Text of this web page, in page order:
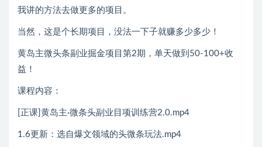
我讲的方法去做更多的项目。
当然，这是个长期项目，没法一下子就赚多少多少！
黄岛主微头条副业掘金项目第2期，单天做到50-100+收
益！
课程内容：
[正课]黄岛主·微条头‬副业目项‬训练营2.0.mp4
1.6更新：选自‬爆文领域的头微‬条玩法.mp4